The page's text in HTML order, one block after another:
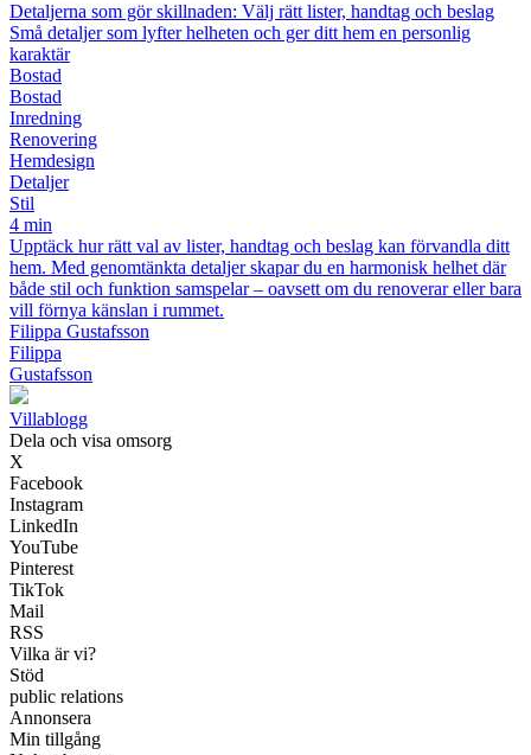
Detaljerna som gör skillnaden: Välj rätt lister, handtag och beslag
Små detaljer som lyfter helheten och ger ditt hem en personlig
karaktär
Bostad
Bostad
Inredning
Renovering
Hemdesign
Detaljer
Stil
4 min
Upptäck hur rätt val av lister, handtag och beslag kan förvandla ditt
hem. Med genomtänkta detaljer skapar du en harmonisk helhet där
både stil och funktion samspelar – oavsett om du renoverar eller bara
vill förnya känslan i rummet.
Filippa Gustafsson
Filippa
Gustafsson
Villablogg
Dela och visa omsorg
X
Facebook
Instagram
LinkedIn
YouTube
Pinterest
TikTok
Mail
RSS
Vilka är vi?
Stöd
public relations
Annonsera
Min tillgång